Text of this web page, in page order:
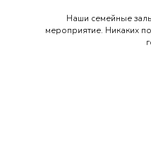
Наши семейные
мероприятие. Никаких